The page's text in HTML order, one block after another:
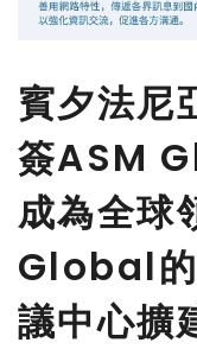
賓夕法尼
簽ASM
成為全球
Global的
議中心擴